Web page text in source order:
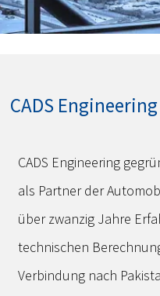
CADS
CADS Engineering
als Partner der
über zwanzig Jahre
technischen
Verbindung nach